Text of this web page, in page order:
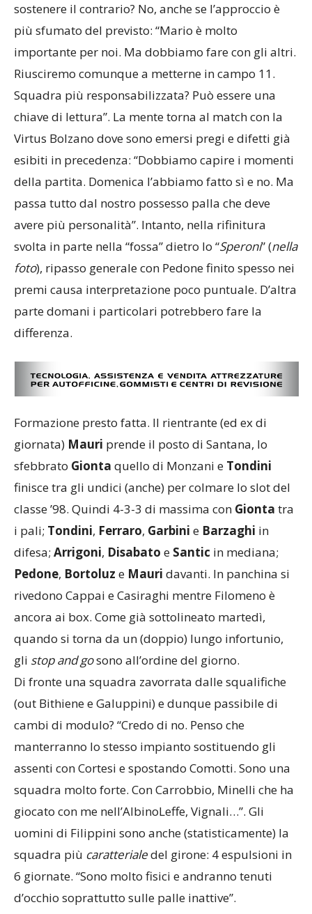
sostenere il contrario? No, anche se l’approccio è
più sfumato del previsto: “Mario è molto
importante per noi. Ma dobbiamo fare con gli altri.
Riusciremo comunque a metterne in campo 11.
Squadra più responsabilizzata? Può essere una
chiave di lettura”. La mente torna al match con la
Virtus Bolzano dove sono emersi pregi e difetti già
esibiti in precedenza: “Dobbiamo capire i momenti
della partita. Domenica l’abbiamo fatto sì e no. Ma
passa tutto dal nostro possesso palla che deve
avere più personalità”. Intanto, nella rifinitura
svolta in parte nella “fossa” dietro lo “Speroni” (nella
foto), ripasso generale con Pedone finito spesso nei
premi causa interpretazione poco puntuale. D’altra
parte domani i particolari potrebbero fare la
differenza.
Formazione presto fatta. Il rientrante (ed ex di
giornata) Mauri prende il posto di Santana, lo
sfebbrato Gionta quello di Monzani e Tondini
finisce tra gli undici (anche) per colmare lo slot del
classe ’98. Quindi 4-3-3 di massima con Gionta tra
i pali; Tondini, Ferraro, Garbini e Barzaghi in
difesa; Arrigoni, Disabato e Santic in mediana;
Pedone, Bortoluz e Mauri davanti. In panchina si
rivedono Cappai e Casiraghi mentre Filomeno è
ancora ai box. Come già sottolineato martedì,
quando si torna da un (doppio) lungo infortunio,
gli stop and gosono all’ordine del giorno.
Di fronte una squadra zavorrata dalle squalifiche
(out Bithiene e Galuppini) e dunque passibile di
cambi di modulo? “Credo di no. Penso che
manterranno lo stesso impianto sostituendo gli
assenti con Cortesi e spostando Comotti. Sono una
squadra molto forte. Con Carrobbio, Minelli che ha
giocato con me nell’AlbinoLeffe, Vignali…”. Gli
uomini di Filippini sono anche (statisticamente) la
squadra più caratterialedel girone: 4 espulsioni in
6 giornate. “Sono molto fisici e andranno tenuti
d’occhio soprattutto sulle palle inattive”.